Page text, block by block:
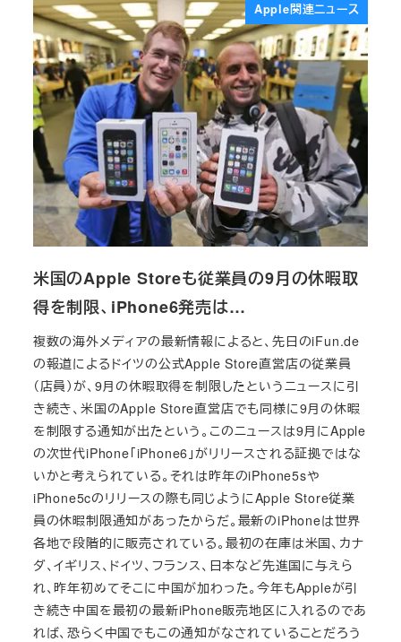
Apple関連ニュース
米国のApple Storeも従業員の9月の休暇取
得を制限、iPhone6発売は…
複数の海外メディアの最新情報によると、先日のiFun.de
の報道によるドイツの公式Apple Store直営店の従業員
（店員）が、9月の休暇取得を制限したというニュースに引
き続き、米国のApple Store直営店でも同様に9月の休暇
を制限する通知が出たという。このニュースは9月にApple
の次世代iPhone「iPhone6」がリリースされる証拠ではな
いかと考えられている。それは昨年のiPhone5sや
iPhone5cのリリースの際も同じようにApple Store従業
員の休暇制限通知があったからだ。最新のiPhoneは世界
各地で段階的に販売されている。最初の在庫は米国、カナ
ダ、イギリス、ドイツ、フランス、日本など先進国に与えら
れ、昨年初めてそこに中国が加わった。今年もAppleが引
き続き中国を最初の最新iPhone販売地区に入れるのであ
れば、恐らく中国でもこの通知がなされていることだろう